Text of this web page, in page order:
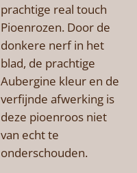
prachtige real touch
Pioenrozen. Door de
donkere nerf in het
blad, de prachtige
Aubergine kleur en de
verfijnde afwerking is
deze pioenroos niet
van echt te
onderschouden.